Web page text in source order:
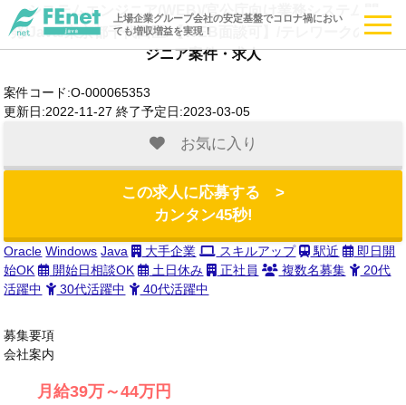
上場企業グループ会社の安定基盤でコロナ禍におい
ても増収増益を実現！
システムエンジニア(WEB)/官公庁向け業務システム開
発/Java/東京都千代田区/【WEB面談可】/テレワークのエン
ジニア案件・求人
案件コード:O-000065353
更新日:2022-11-27 終了予定日:2023-03-05
お気に入り
この求人に応募する >
カンタン45秒!
Oracle Windows Java 大手企業 スキルアップ 駅近
即日開
始OK
開始日相談OK 土日休み 正社員 複数名募集
20代
活躍中
30代活躍中 40代活躍中
募集要項
会社案内
月給39万～44万円